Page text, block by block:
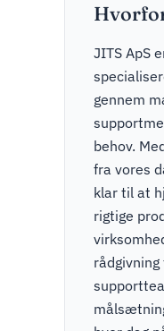
JITS ApS
gennem
behov.
fra vores
klar til at
rigtige